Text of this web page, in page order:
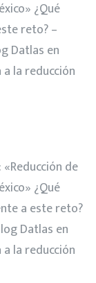
¿Qué
reto? –
Datlas en
la reducción
«Reducción de
¿Qué
a este reto?
Datlasen
la reducción